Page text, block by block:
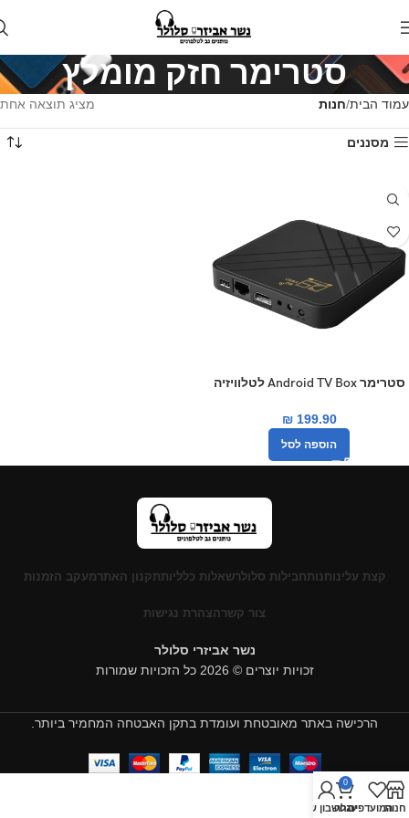
סטרימר חזק מומלץ
עמוד הבית חנות מציג תוצאה אחת
מסננים
סטרימר Android TV Box לטלוויזיה
₪199.90
הוספה לסל
קצת עלינוחנותחבילות סלולרשאלות כלליותתקנון האתרמעקב הזמנות
צור קשרהצהרת נגישות
נשר אביזרי סלולר
זכויות יוצרים © 2026 כל הזכויות שמורות
הרכישה באתר מאובטחת ועומדת בתקן האבטחה המחמיר ביותר.
חנותהמועדפים
0
עגלה
החשבון שלי